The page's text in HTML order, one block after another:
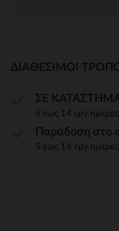
ΔΙΑΘΈΣΙΜΟΙ
ΣΕ
6 έως 14 εργ.ημέρες
Παράδοση στο
5 έως 14 εργ.ημέρες